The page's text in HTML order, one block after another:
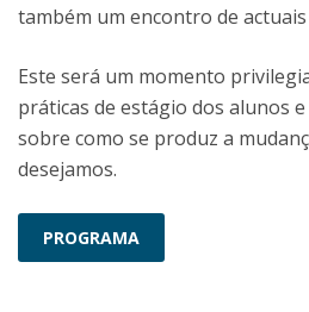
também um encontro de
Este será um momento
práticas de estágio dos alunos
sobre como se produz a
desejamos.
PROGRAMA